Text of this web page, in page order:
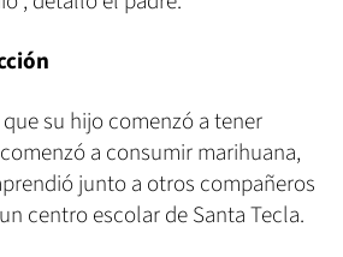
su hijo comenzó a tener
a consumir marihuana,
junto a otros compañeros
centro escolar de Santa Tecla.